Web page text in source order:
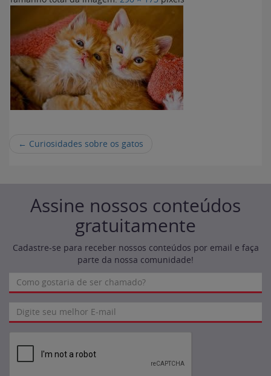
← Curiosidades sobre os gatos
Assine nossos conteúdos
gratuitamente
Cadastre-se para receber nossos conteúdos por email e faça
parte da nossa comunidade!